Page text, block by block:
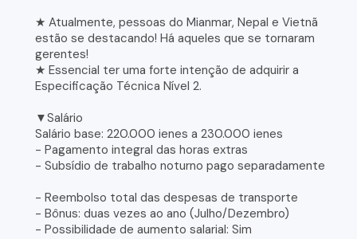
★ Atualmente, pessoas do Mianmar, Nepal e Vietnã
estão se destacando! Há aqueles que se tornaram
gerentes!
★ Essencial ter uma forte intenção de adquirir a
Especificação Técnica Nível 2.
▼Salário
Salário base: 220.000 ienes a 230.000 ienes
- Pagamento integral das horas extras
- Subsídio de trabalho noturno pago separadamente
- Reembolso total das despesas de transporte
- Bônus: duas vezes ao ano (Julho/Dezembro)
- Possibilidade de aumento salarial: Sim